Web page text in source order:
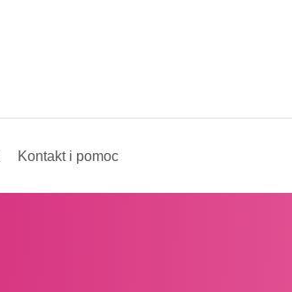
Kontakt i pomoc